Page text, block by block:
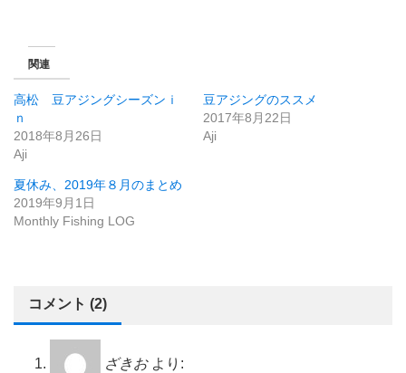
関連
高松 豆アジングシーズンｉ
ｎ
2018年8月26日
Aji
豆アジングのススメ
2017年8月22日
Aji
夏休み、2019年８月のまとめ
2019年9月1日
Monthly Fishing LOG
コメント (2)
ざきお より: